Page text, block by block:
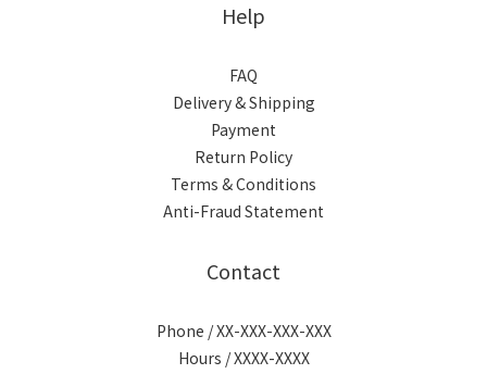
Help
FAQ
Delivery & Shipping
Payment
Return Policy
Terms & Conditions
Anti-Fraud Statement
Contact
Phone / XX-XXX-XXX-XXX
Hours / XXXX-XXXX